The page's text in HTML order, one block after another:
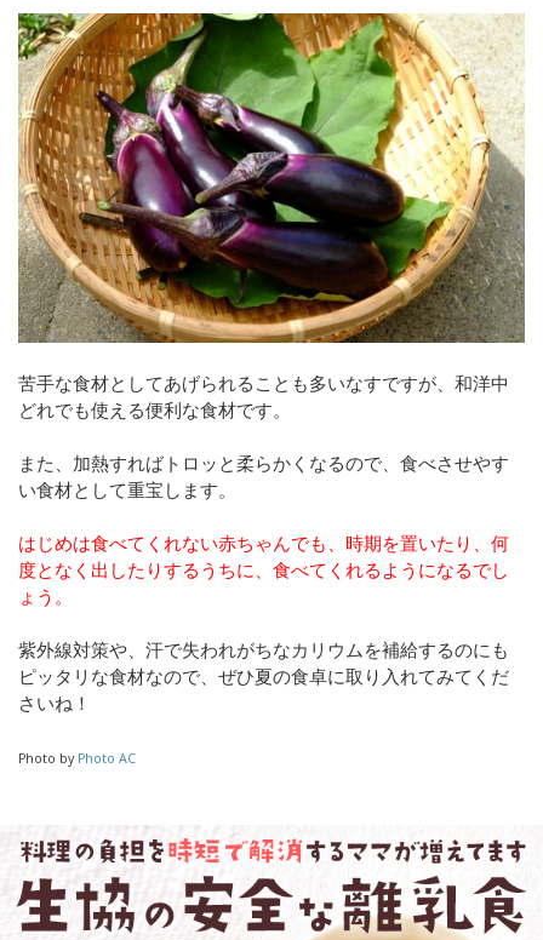
苦手な食材としてあげられることも多いなすですが、和洋中
どれでも使える便利な食材です。
また、加熱すればトロッと柔らかくなるので、食べさせやす
い食材として重宝します。
はじめは食べてくれない赤ちゃんでも、時期を置いたり、何
度となく出したりするうちに、食べてくれるようになるでし
ょう。
紫外線対策や、汗で失われがちなカリウムを補給するのにも
ピッタリな食材なので、ぜひ夏の食卓に取り入れてみてくだ
さいね！
Photo by Photo AC